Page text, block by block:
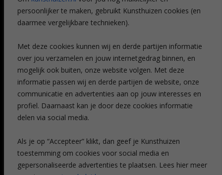
persoonlijker te maken, gebruikt Kunsthuizen cookies (en
daarmee vergelijkbare technieken).
Met deze cookies kunnen wij en derde partijen informatie
over jou verzamelen en jouw internetgedrag binnen, en
mogelijk ook buiten, onze website volgen. Met deze
informatie passen wij en derde partijen de website, onze
communicatie en advertenties aan op jouw interesses en
profiel. Daarnaast kan je door deze cookies informatie
delen via social media.
Als je op “Accepteer” klikt, dan geef je Kunsthuizen
toestemming om cookies voor social media en
gepersonaliseerde advertenties te plaatsen. Lees hier meer
CONTACT
Leiden
Amsterdam
Breda
Favorieten
Mijn art alert
NIEUWSBRIEF